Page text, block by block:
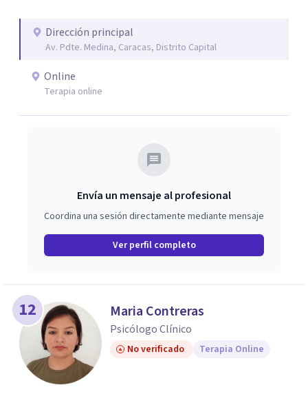
acción. Trabajaremos juntos para superar duelos, fobias y
el estrés cotidiano, devolviéndote el control de tu vida de
forma ágil y efectiva.
Dirección principal
Av. Pdte. Medina, Caracas, Distrito Capital
Online
Terapia online
Envía un mensaje al profesional
Coordina una sesión directamente mediante mensaje
Ver perfil completo
12 Maria Contreras
Psicólogo Clínico
No verificado Terapia Online